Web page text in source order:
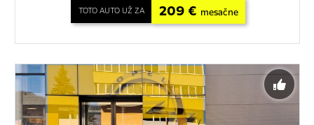
TOTO AUTO UŽ ZA 209 € mesačne